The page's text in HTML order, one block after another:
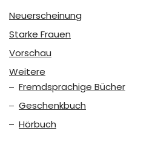
Neuerscheinung
Starke Frauen
Vorschau
Weitere
Fremdsprachige Bücher
Geschenkbuch
Hörbuch